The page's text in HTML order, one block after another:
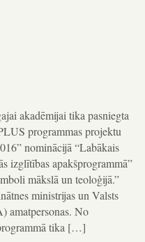
akadēmijai tika pasniegta
programmas projektu
nominācijā “Labākais
izglītības apakšprogrammā”
mākslā un teoloģijā.”
ministrijas un Valsts
amatpersonas. No
tika […]